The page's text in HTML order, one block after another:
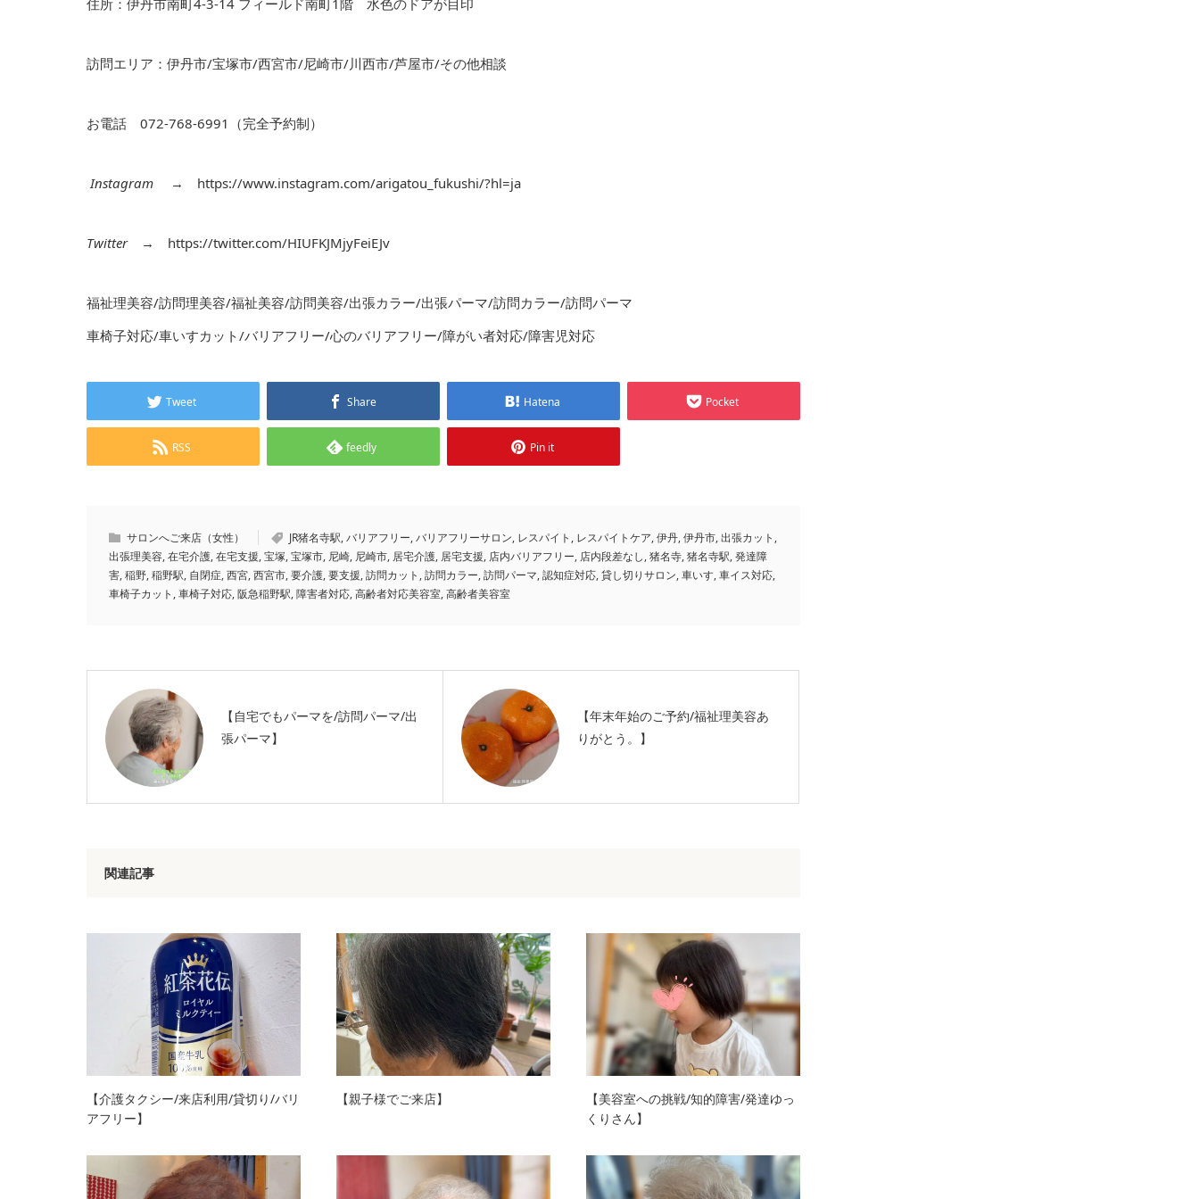
住所：伊丹市南町4-3-14 フィールド南町1階 水色のドアが目印
訪問エリア：伊丹市/宝塚市/西宮市/尼崎市/川西市/芦屋市/その他相談
お電話 072-768-6991（完全予約制）
Instagram → https://www.instagram.com/arigatou_fukushi/?hl=ja
Twitter→ https://twitter.com/HIUFKJMjyFeiEJv
福祉理美容/訪問理美容/福祉美容/訪問美容/出張カラー/出張パーマ/訪問カラー/訪問パーマ
車椅子対応/車いすカット/バリアフリー/心のバリアフリー/障がい者対応/障害児対応
Tweet Share Hatena Pocket
RSS feedly Pin it
サロンへご来店（女性） JR猪名寺駅,バリアフリー,バリアフリーサロン, レスパイト , レスパイトケア,伊丹,伊丹市,出張カット ,
出張理美容,在宅介護,在宅支援,宝塚,宝塚市, 尼崎, 尼崎市, 居宅介護, 居宅支援, 店内バリアフリー, 店内段差なし,猪名寺,猪名寺駅,発達障
害,稲野,稲野駅, 自閉症,西宮,西宮市,要介護,要支援,訪問カット ,訪問カラー,訪問パーマ,認知症対応,貸し切りサロン,車いす,車イス対応,
車椅子カット ,車椅子対応,阪急稲野駅,障害者対応,高齢者対応美容室,高齢者美容室
【自宅でもパーマを/訪問パーマ/出
張パーマ】
【年末年始のご予約/福祉理美容あ
りがとう。】
関連記事
【介護タクシー/来店利用/貸切り/バリ
アフリー】
【親子様でご来店】
【美容室への挑戦/知的障害/発達ゆっ
くりさん】